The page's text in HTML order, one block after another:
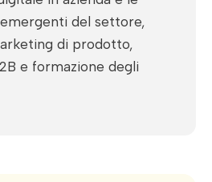
del settore,
di prodotto,
e formazione degli